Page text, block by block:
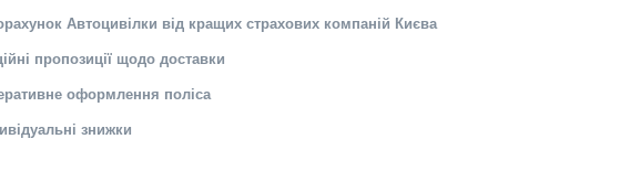
Автоцивілки від кращих страхових компаній Києва
пропозиції щодо доставки
оформлення поліса
знижки